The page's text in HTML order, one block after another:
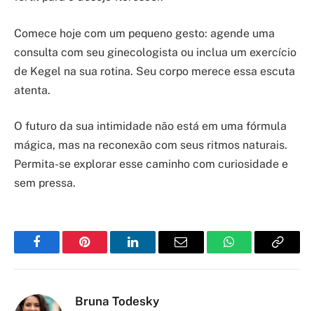
Comece hoje com um pequeno gesto: agende uma
consulta com seu ginecologista ou inclua um exercício
de Kegel na sua rotina. Seu corpo merece essa escuta
atenta.
O futuro da sua intimidade não está em uma fórmula
mágica, mas na reconexão com seus ritmos naturais.
Permita-se explorar esse caminho com curiosidade e
sem pressa.
FacebookPinterest LinkedInEmail WhatsAppCopy
Bruna Todesky